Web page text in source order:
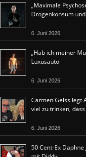
„Maximale
Drogenkonsum
6. Juni 2026
„Hab ich meiner
Luxusauto
6. Juni 2026
Carmen Geiss legt
viel zu trinken,
6. Juni 2026
50 Cent-Ex